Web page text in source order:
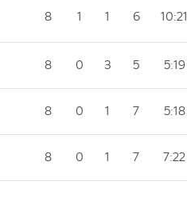
8 1 1 6 10:21
8 0 3 5 5:19
8 0 1 7 5:18
8 0 1 7 7:22